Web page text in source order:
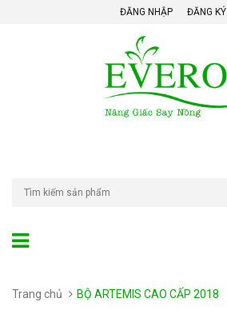
ĐĂNG NHẬP ĐĂNG KÝ
Trang chủ BỘ ARTEMIS CAO CẤP 2018